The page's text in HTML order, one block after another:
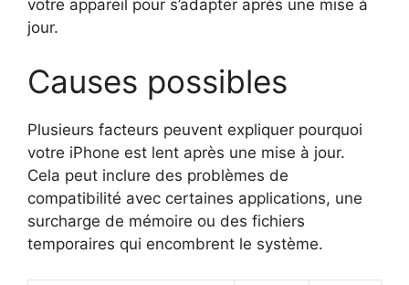
votre appareil pour s’adapter après une mise à
jour.
Causes possibles
Plusieurs facteurs peuvent expliquer pourquoi
votre iPhone est lent après une mise à jour.
Cela peut inclure des problèmes de
compatibilité avec certaines applications, une
surcharge de mémoire ou des fichiers
temporaires qui encombrent le système.